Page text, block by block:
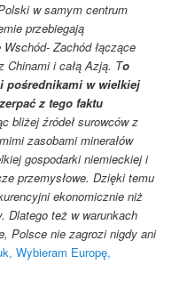
w samym centrum
przebiegają
Zachód łączące
Chinami i całą Azją. To
pośrednikami w wielkiej
z tego faktu
bliżej źródeł surowców z
zasobami minerałów
gospodarki niemieckiej i
przemysłowe. Dzięki temu
ekonomicznie niż
Dlatego też w warunkach
Polsce nie zagrozi nigdy ani
Wybieram Europę,